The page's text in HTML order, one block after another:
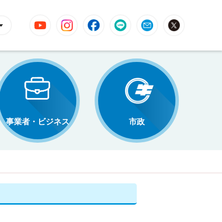
YouTube InstagramFacebookLINE Mail
事業者・ビジネス 市政